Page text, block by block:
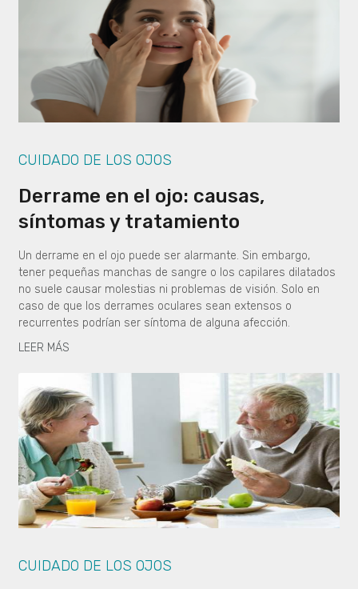
CUIDADO DE LOS OJOS
Derrame en el ojo: causas,
síntomas y tratamiento
Un derrame en el ojo puede ser alarmante. Sin embargo,
tener pequeñas manchas de sangre o los capilares dilatados
no suele causar molestias ni problemas de visión. Solo en
caso de que los derrames oculares sean extensos o
recurrentes podrían ser síntoma de alguna afección.
LEER MÁS
CUIDADO DE LOS OJOS